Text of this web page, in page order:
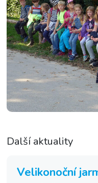
Další aktuality
Velikonoční